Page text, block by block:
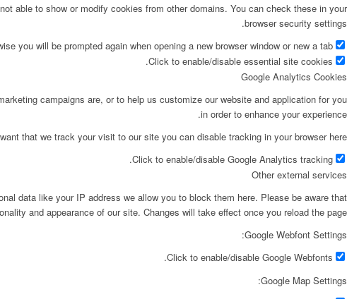
able to show or modify cookies from other domains. You can check these in your
browser security settings.
you will be prompted again when opening a new browser window or new a tab.
Click to enable/disable essential site cookies.
Google Analytics Cookies
campaigns are, or to help us customize our website and application for you
in order to enhance your experience.
that we track your visit to our site you can disable tracking in your browser here:
Click to enable/disable Google Analytics tracking.
Other external services
data like your IP address we allow you to block them here. Please be aware that
and appearance of our site. Changes will take effect once you reload the page.
Google Webfont Settings:
Click to enable/disable Google Webfonts.
Google Map Settings: